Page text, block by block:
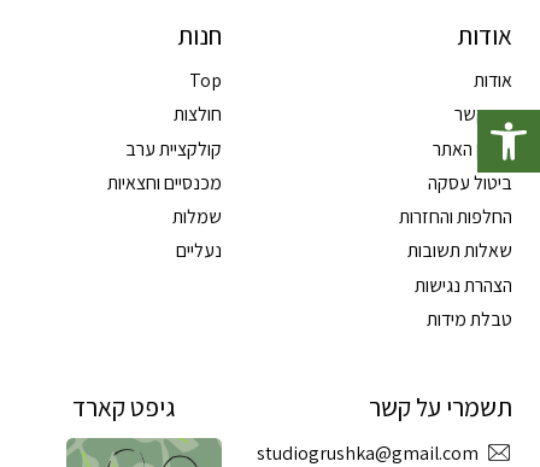
פתח סרגל נגישות
אודות
אודות
צרו קשר
תקנון האתר
ביטול עסקה
החלפות והחזרות
שאלות תשובות
הצהרת נגישות
טבלת מידות
חנות
Top
חולצות
קולקציית ערב
מכנסיים וחצאיות
שמלות
נעליים
תשמרי על קשר
studiogrushka@gmail.com
גיפט קארד